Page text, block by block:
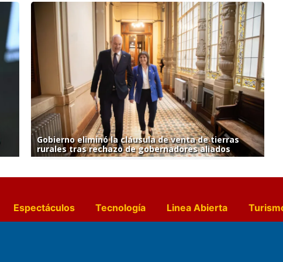
Gobierno eliminó la cláusula de venta de tierras
rurales tras rechazo de gobernadores aliados
Espectáculos Tecnología Linea Abierta